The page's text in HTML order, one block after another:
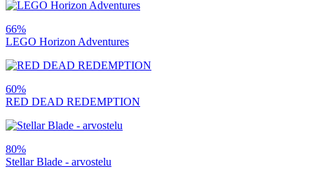
66%
LEGO Horizon Adventures
60%
RED DEAD REDEMPTION
80%
Stellar Blade - arvostelu